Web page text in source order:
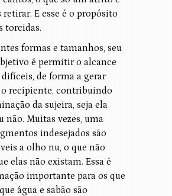
retirar. E esse é o propósito
torcidas.
formas e tamanhos, seu
é permitir o alcance
difíceis, de forma a gerar
recipiente, contribuindo
da sujeira, seja ela
não. Muitas vezes, uma
indesejados são
a olho nu, o que não
elas não existam. Essa é
importante para os que
água e sabão são